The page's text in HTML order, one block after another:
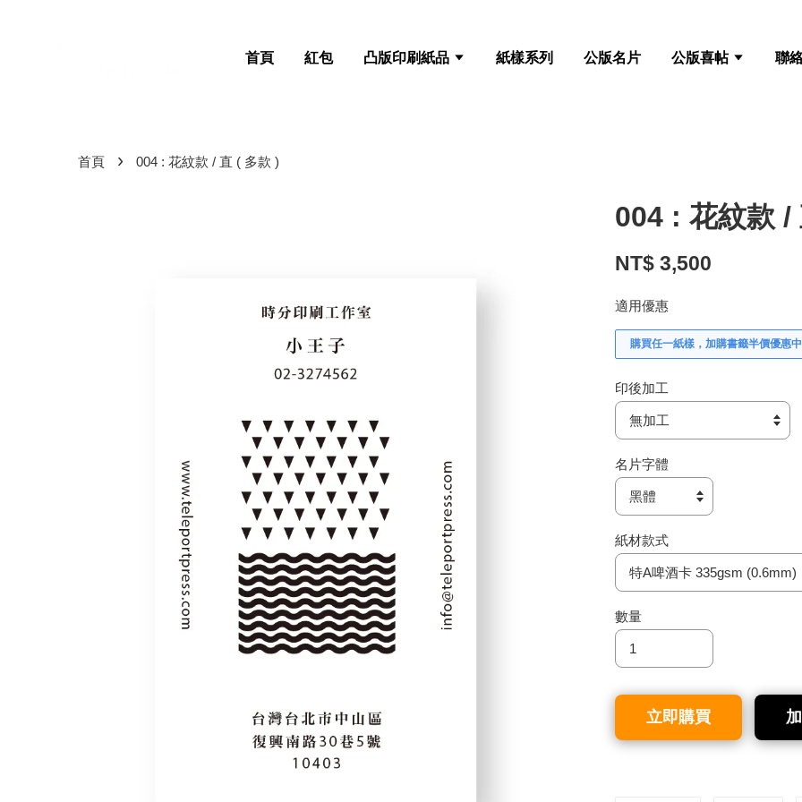
首頁 紅包 凸版印刷紙品 紙樣系列 公版名片 公版喜帖 聯
首頁 › 004 : 花紋款 / 直 ( 多款 )
004 : 花紋款 /
NT$ 3,500
適用優惠
購買任一紙樣，加購書籤半價優惠
印後加工
名片字體
紙材款式
數量
立即購買